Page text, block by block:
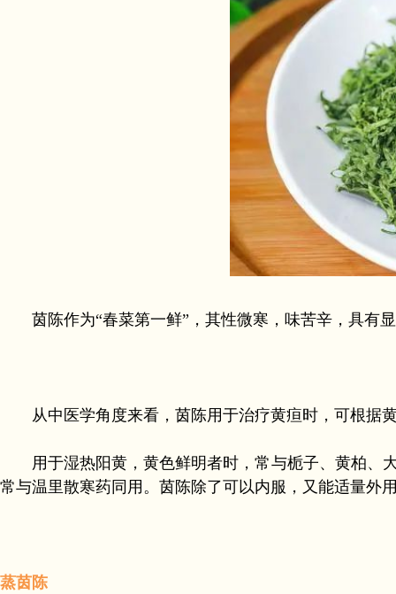
茵陈作为“春菜第一鲜”，其性微寒，味苦辛，具有显
从中医学角度来看，茵陈用于治疗黄疸时，可根据
用于湿热阳黄，黄色鲜明者时，常与栀子、黄柏、大
常与温里散寒药同用。茵陈除了可以内服，又能适量外
蒸茵陈